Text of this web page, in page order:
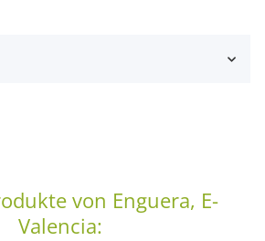
von Enguera, E-
Valencia: